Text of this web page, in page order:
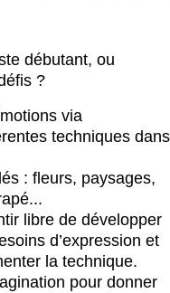
débutant, ou
?
via
techniques dans
: fleurs, paysages,
libre de développer
d’expression et
la technique.
pour donner